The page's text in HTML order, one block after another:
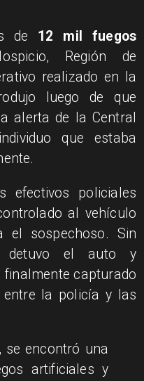
de 12 mil fuegos
Región de
realizado en la
luego de que
alerta de la Central
que estaba
efectivos policiales
al vehículo
el sospechoso. Sin
detuvo el auto y
finalmente capturado
la policía y las
se encontró una
artificiales y